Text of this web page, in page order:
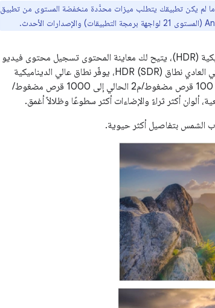
ما لم يكن تطبيقك يتطلب ميزات محدَّدة منخفضة المستوى من تطبيق
التقاط فيديو بنطاق عالي الديناميكية (HDR)، يتيح لك معاينة المحتوى تسجيل محتوى فيديو
بنطاق عالي الديناميكية (HDR) باستخدام الكاميرا. مقارنةً بالنطاق الديناميكي العادي نطاق HDR (SDR)، يوفّر نطاق عالي الديناميكية
نطاقًا أوسع من الألوان ويزيد من التأثير الديناميكي. نطاق عنصر الإضاءة (من 100 قرص مضغوط/م2 الحالي إلى 1000 قرص مضغوط/